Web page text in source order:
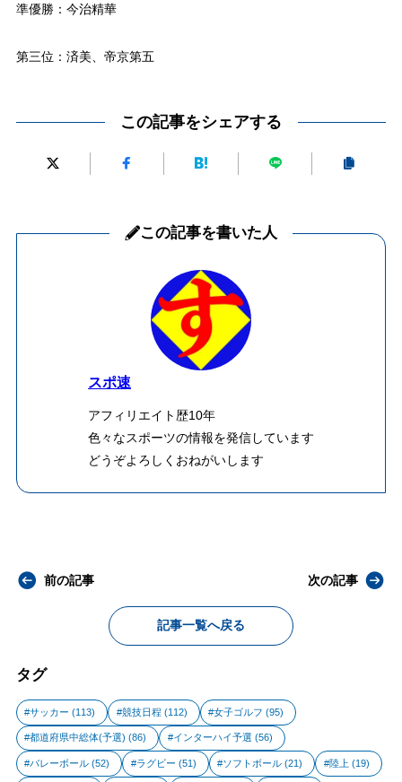
準優勝：今治精華
第三位：済美、帝京第五
この記事をシェアする
この記事を書いた人
スポ速
アフィリエイト歴10年
色々なスポーツの情報を発信しています
どうぞよろしくおねがいします
前の記事
記事一覧へ戻る
次の記事
タグ
サッカー (113) 競技日程 (112) 女子ゴルフ (95)
都道府県中総体(予選) (86) インターハイ予選 (56)
バレーボール (52) ラグビー (51) ソフトボール (21) 陸上 (19)